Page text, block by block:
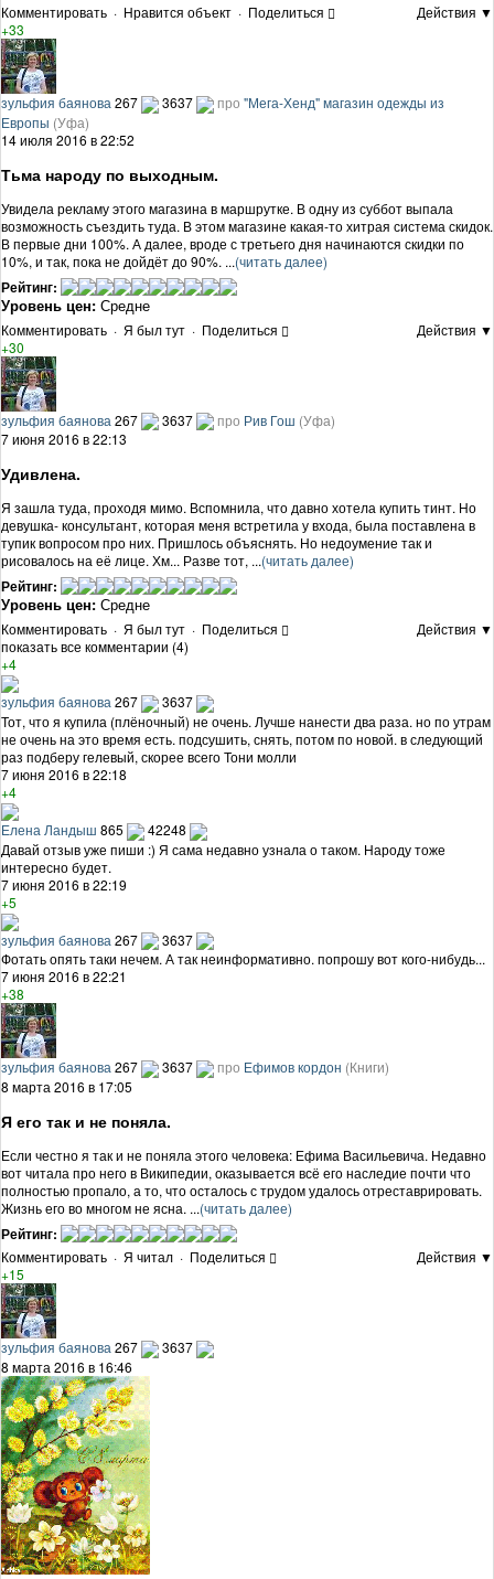
Комментировать · Нравится объект · Поделиться
Действия ▼
+33
зульфия баянова 267 3637 про "Мега-Хенд" магазин одежды из
Европы (Уфа)
14 июля 2016 в 22:52
Тьма народу по выходным.
Увидела рекламу этого магазина в маршрутке. В одну из суббот выпала
возможность съездить туда. В этом магазине какая-то хитрая система скидок.
В первые дни 100%. А далее, вроде с третьего дня начинаются скидки по
10%, и так, пока не дойдёт до 90%. ...(читать далее)
Рейтинг:
Уровень цен: Средне
Комментировать · Я был тут · Поделиться
Действия ▼
+30
зульфия баянова 267 3637 про Рив Гош (Уфа)
7 июня 2016 в 22:13
Удивлена.
Я зашла туда, проходя мимо. Вспомнила, что давно хотела купить тинт. Но
девушка- консультант, которая меня встретила у входа, была поставлена в
тупик вопросом про них. Пришлось объяснять. Но недоумение так и
рисовалось на её лице. Хм... Разве тот, ...(читать далее)
Рейтинг:
Уровень цен: Средне
Комментировать · Я был тут · Поделиться
Действия ▼
показать все комментарии (4)
+4
зульфия баянова 267
3637
Тот, что я купила (плёночный) не очень. Лучше нанести два раза. но по утрам
не очень на это время есть. подсушить, снять, потом по новой. в следующий
раз подберу гелевый, скорее всего Тони молли
7 июня 2016 в 22:18
+4
Елена Ландыш 865
42248
Давай отзыв уже пиши :) Я сама недавно узнала о таком. Народу тоже
интересно будет.
7 июня 2016 в 22:19
+5
зульфия баянова 267
3637
Фотать опять таки нечем. А так неинформативно. попрошу вот кого-нибудь...
7 июня 2016 в 22:21
+38
зульфия баянова267 3637 про Ефимов кордон (Книги)
8 марта 2016 в 17:05
Я его так и не поняла.
Если честно я так и не поняла этого человека: Ефима Васильевича. Недавно
вот читала про него в Википедии, оказывается всё его наследие почти что
полностью пропало, а то, что осталось с трудом удалось отреставрировать.
Жизнь его во многом не ясна. ...(читать далее)
Рейтинг:
Комментировать · Я читал · Поделиться
Действия ▼
+15
зульфия баянова 267
3637
8 марта 2016 в 16:46